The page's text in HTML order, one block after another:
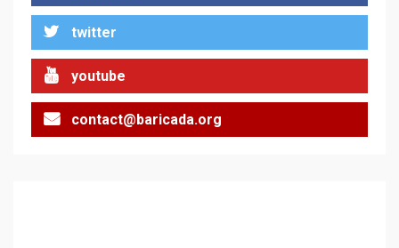
twitter
youtube
contact@baricada.org